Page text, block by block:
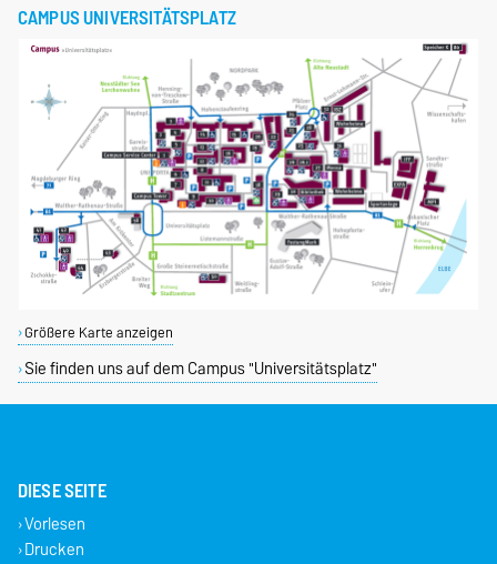
CAMPUS UNIVERSITÄTSPLATZ
Größere Karte anzeigen
Sie finden uns auf dem Campus "Universitätsplatz"
DIESE SEITE
Vorlesen
Drucken